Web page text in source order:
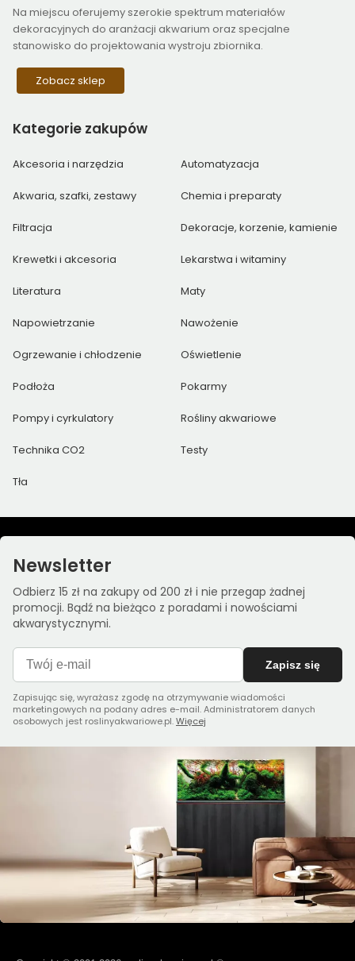
Na miejscu oferujemy szerokie spektrum materiałów
dekoracyjnych do aranżacji akwarium oraz specjalne
stanowisko do projektowania wystroju zbiornika.
Zobacz sklep
Kategorie zakupów
Akcesoria i narzędzia Automatyzacja
Akwaria, szafki, zestawy Chemia i preparaty
Filtracja Dekoracje, korzenie, kamienie
Krewetki i akcesoria Lekarstwa i witaminy
Literatura Maty
Napowietrzanie Nawożenie
Ogrzewanie i chłodzenie Oświetlenie
Podłoża Pokarmy
Pompy i cyrkulatory Rośliny akwariowe
Technika CO2 Testy
Tła
Newsletter
Odbierz 15 zł na zakupy od 200 zł i nie przegap żadnej
promocji. Bądź na bieżąco z poradami i nowościami
akwarystycznymi.
Zapisz się
Zapisując się, wyrażasz zgodę na otrzymywanie wiadomości
marketingowych na podany adres e-mail. Administratorem danych
osobowych jest roslinyakwariowe.pl.Więcej